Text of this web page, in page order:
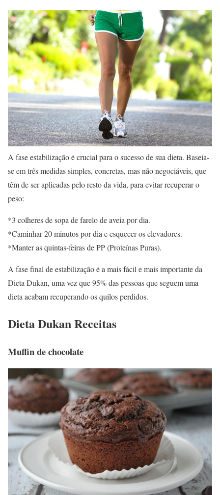
A fase estabilização é crucial para o sucesso de sua dieta. Baseia-
se em três medidas simples, concretas, mas não negociáveis, que
têm de ser aplicadas pelo resto da vida, para evitar recuperar o
peso:
*3 colheres de sopa de farelo de aveia por dia.
*Caminhar 20 minutos por dia e esquecer os elevadores.
*Manter as quintas-feiras de PP (Proteínas Puras).
A fase final de estabilização é a mais fácil e mais importante da
Dieta Dukan, uma vez que 95% das pessoas que seguem uma
dieta acabam recuperando os quilos perdidos.
Dieta Dukan Receitas
Muffin de chocolate